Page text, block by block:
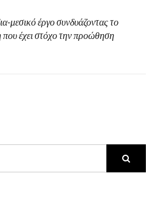
μεσικό έργο συνδυάζοντας το
που έχει στόχο την προώθηση